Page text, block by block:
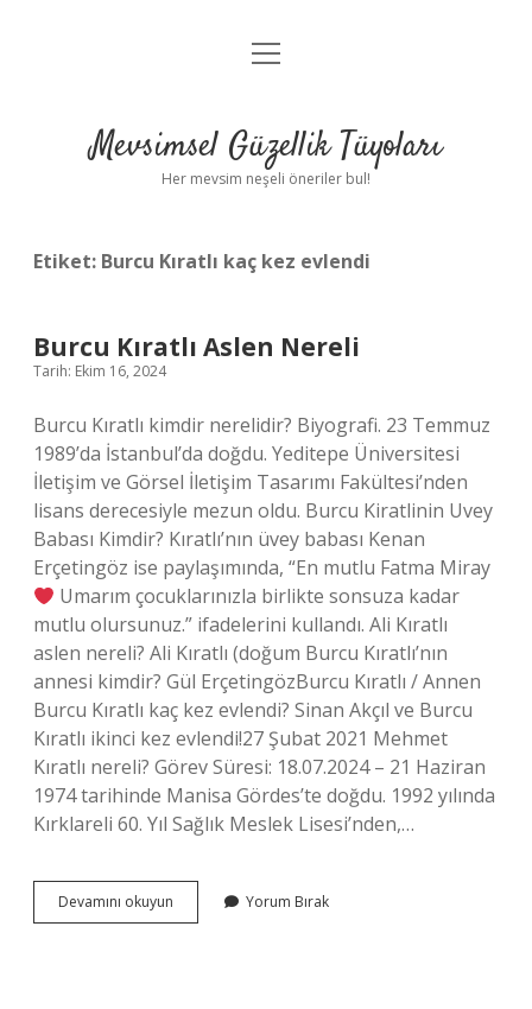
Anasayfa
Yasal Uyarı
menüyü
Mevsimsel Güzellik Tüyoları
Her mevsim neşeli öneriler bul!
Etiket: Burcu Kıratlı kaç kez evlendi
Burcu Kıratlı Aslen Nereli
Tarih: Ekim 16, 2024
Burcu Kıratlı kimdir nerelidir? Biyografi. 23 Temmuz
1989’da İstanbul’da doğdu. Yeditepe Üniversitesi
İletişim ve Görsel İletişim Tasarımı Fakültesi’nden
lisans derecesiyle mezun oldu. Burcu Kiratlinin Uvey
Babası Kimdir? Kıratlı’nın üvey babası Kenan
Erçetingöz ise paylaşımında, “En mutlu Fatma Miray
Umarım çocuklarınızla birlikte sonsuza kadar
mutlu olursunuz.” ifadelerini kullandı. Ali Kıratlı
aslen nereli? Ali Kıratlı (doğum Burcu Kıratlı’nın
annesi kimdir? Gül ErçetingözBurcu Kıratlı / Annen
Burcu Kıratlı kaç kez evlendi? Sinan Akçıl ve Burcu
Kıratlı ikinci kez evlendi!27 Şubat 2021 Mehmet
Kıratlı nereli? Görev Süresi: 18.07.2024 – 21 Haziran
1974 tarihinde Manisa Gördes’te doğdu. 1992 yılında
Kırklareli 60. Yıl Sağlık Meslek Lisesi’nden,…
Devamını okuyun
Kıratlı
Yorum Bırak